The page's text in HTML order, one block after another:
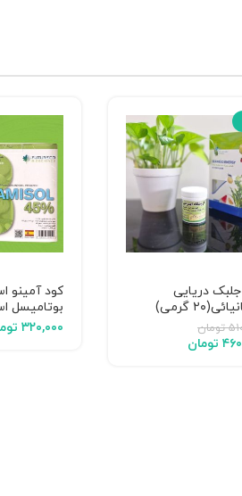
دریایی
گرمی)
تومان
تومان
کود
گرمی
۳۲۰,۰۰۰